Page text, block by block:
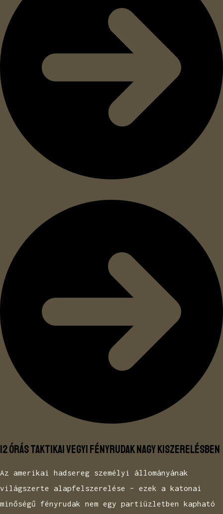
12 órás taktikai vegyi fényrudak nagy kiszerelésben
Az amerikai hadsereg személyi állományának
világszerte alapfelszerelése – ezek a katonai
minőségű fényrudak nem egy partiüzletben kapható